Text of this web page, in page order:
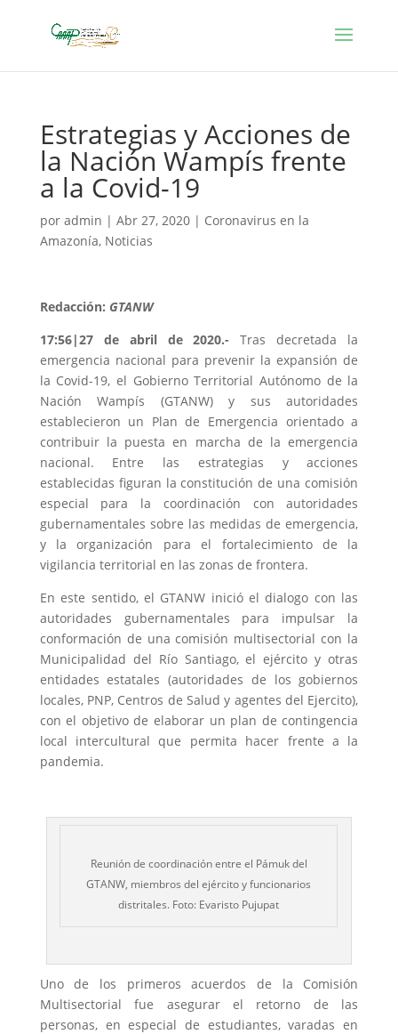
Estrategias y Acciones de
la Nación Wampís frente
a la Covid-19
por admin | Abr 27, 2020| Coronavirus en la
Amazonía, Noticias
Redacción: GTANW
17:56|27 de abril de 2020.-Tras decretada la
emergencia nacional para prevenir la expansión de
la Covid-19, el Gobierno Territorial Autónomo de la
Nación Wampís (GTANW) y sus autoridades
establecieron un Plan de Emergencia orientado a
contribuir la puesta en marcha de la emergencia
nacional. Entre las estrategias y acciones
establecidas figuran la constitución de una comisión
especial para la coordinación con autoridades
gubernamentales sobre las medidas de emergencia,
y la organización para el fortalecimiento de la
vigilancia territorial en las zonas de frontera.
En este sentido, el GTANW inició el dialogo con las
autoridades gubernamentales para impulsar la
conformación de una comisión multisectorial con la
Municipalidad del Río Santiago, el ejército y otras
entidades estatales (autoridades de los gobiernos
locales, PNP, Centros de Salud y agentes del Ejercito),
con el objetivo de elaborar un plan de contingencia
local intercultural que permita hacer frente a la
pandemia.
Reunión de coordinación entre el Pámuk del
GTANW, miembros del ejército y funcionarios
distritales. Foto: Evaristo Pujupat
Uno de los primeros acuerdos de la Comisión
Multisectorial fue asegurar el retorno de las
personas, en especial de estudiantes, varadas en